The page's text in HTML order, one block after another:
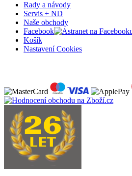
Rady a návody
Servis + ND
Naše obchody
Facebook
Košík
Nastavení Cookies